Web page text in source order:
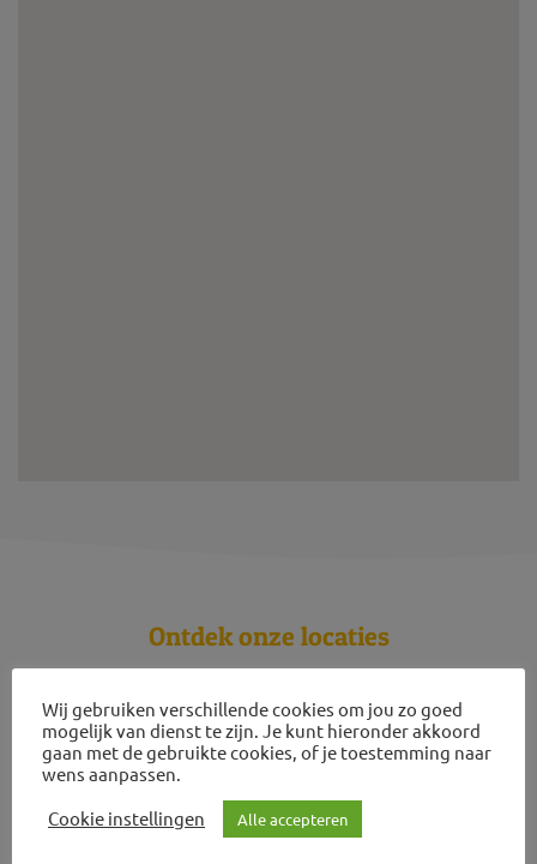
Ontdek onze locaties
Kasteelruïne
De vluchtgangen
Fluweelengrot
De
Wij gebruiken verschillende cookies om jou zo goed
mogelijk van dienst te zijn. Je kunt hieronder akkoord
gaan met de gebruikte cookies, of je toestemming naar
wens aanpassen.
Cookie instellingen
Alle accepteren